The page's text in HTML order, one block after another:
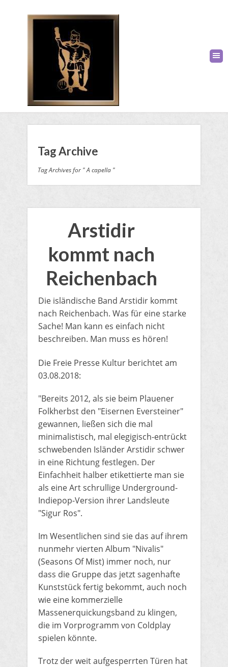
Tag Archive
Tag Archives for " A capella "
Arstidir
kommt nach
Reichenbach
Die isländische Band Arstidir kommt
nach Reichenbach. Was für eine starke
Sache! Man kann es einfach nicht
beschreiben. Man muss es hören!
​Die Freie Presse Kultur berichtet am
03.08.2018:
"Bereits 2012, als sie beim Plauener
Folkherbst den "Eisernen Eversteiner"
gewannen, ließen sich die mal
minimalistisch, mal elegigisch-entrückt
schwebenden Isländer Arstidir schwer
in eine Richtung festlegen. Der
Einfachheit halber etikettierte man sie
als eine Art schrullige Underground-
Indiepop-Version ihrer Landsleute
"Sigur Ros".
Im Wesentlichen sind sie das auf ihrem
nunmehr vierten Album "Nivalis"
(Seasons Of Mist) immer noch, nur
dass die Gruppe das jetzt sagenhafte
Kunststück fertig bekommt, auch noch
wie eine kommerzielle
Massenerquickungsband zu klingen,
die im Vorprogramm von Coldplay
spielen könnte.
Trotz der weit aufgesperrten Türen hat